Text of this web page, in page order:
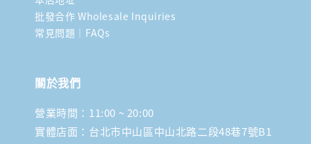
批發合作 Wholesale Inquiries
常見問題｜FAQs
關於我們
營業時間：11:00 ~ 20:00
實體店面：台北市中山區中山北路二段48巷7號B1